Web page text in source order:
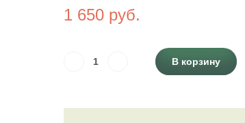
1 650 руб.
В корзину